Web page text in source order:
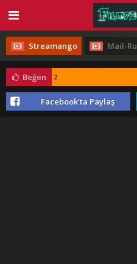
Streamango Mail-Ru
Beğen 2
Facebook'ta Paylaş